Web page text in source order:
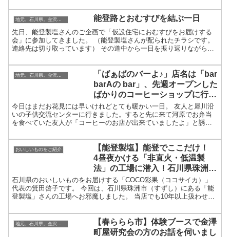
地元、石川県。金沢・加賀・能登のこと 能登路とおむすびを結ぶ一日
先日、能登製塩さんのご企画で「仮設住宅におむすびをお届けする
会」に参加してきました。 （能登製塩さんが配られたチラシです。
連絡先は切り取っています） その道中から一日を振り返りながら、
地元、石川県。金沢・加賀・能登のこと
「ばぁばのバーよ♪」店名は「bar
barAの bar」、先週オープンした
ばかりのコーヒーショップに行っ
てみました
今日はまだお花見には早いけれどとても暖かい一日。 友人と犀川沿
いの子供交流センターに行きました。すると先に来て河原でお弁当
を食べていた友人が「コーヒーのお店が出来ていましたよ」と誘っ
おいしいものをご紹介
【能登製塩】能登でここだけ！
4昼夜かける「非直火・低温製
法」の工場に潜入！石川県珠洲市
（すずし）にある「能登製塩」さ
んの工場へお邪魔しました。
石川県のおいしいものをお届けする「COCO彩果（ココサイカ）」
代表の箕田啓子です。 今回は、石川県珠洲市（すずし）にある「能
登製塩」さんの工場へお邪魔しました。 当店でも10年以上扱わせて
【春ららら市】体験ブースで金澤
町屋研究会の方のお話を伺いまし